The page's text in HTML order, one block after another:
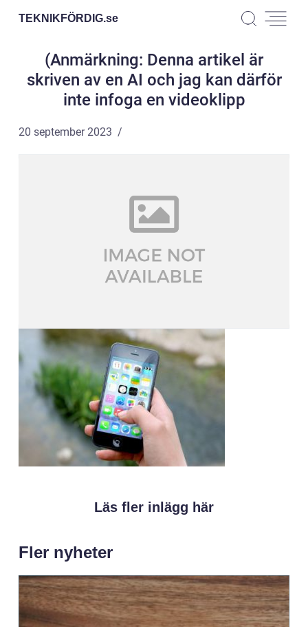
TEKNIKFÖRDIG.se
(Anmärkning: Denna artikel är
skriven av en AI och jag kan därför
inte infoga en videoklipp
20 september 2023
Läs fler inlägg här
Fler nyheter